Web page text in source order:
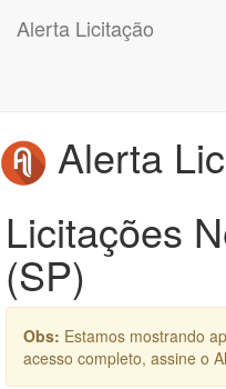
Alerta Licitação
Alerta
Licitações
(SP)
Obs: Estamos mostrando
acesso completo, assine o